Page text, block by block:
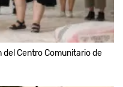
Centro Comunitario de